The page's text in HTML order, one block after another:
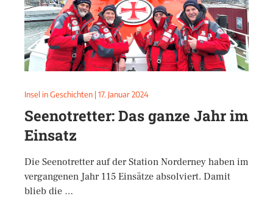
Insel in Geschichten | 17. Januar 2024
Seenotretter: Das ganze Jahr im
Einsatz
Die Seenotretter auf der Station Norderney haben im
vergangenen Jahr 115 Einsätze absolviert. Damit
blieb die …